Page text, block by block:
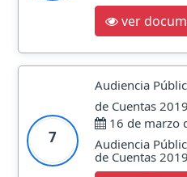
ver
7
Audiencia
de Cuentas 2019
16 de marzo
Audiencia
de Cuentas 2019